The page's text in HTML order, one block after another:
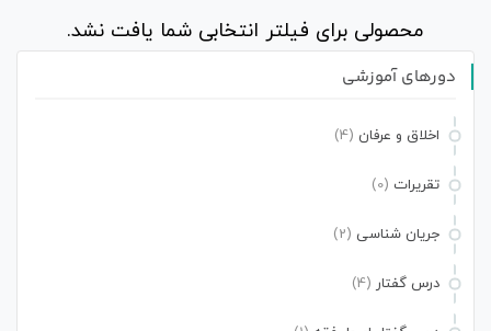
محصولی برای فیلتر انتخابی شما یافت نشد.
دورهای آموزشی
اخلاق و عرفان (4)
تقریرات (0)
جریان شناسی (2)
درس گفتار (4)